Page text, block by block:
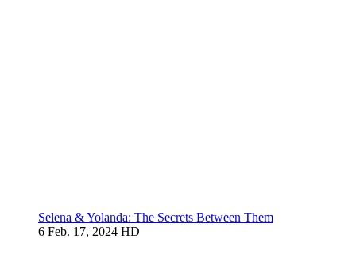
Selena & Yolanda: The Secrets Between Them
6 Feb. 17, 2024 HD